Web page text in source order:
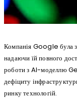
Компанія Google була
надаючи їй повного
роботи з AI-моделлю
дефіциту
ринку технологій.